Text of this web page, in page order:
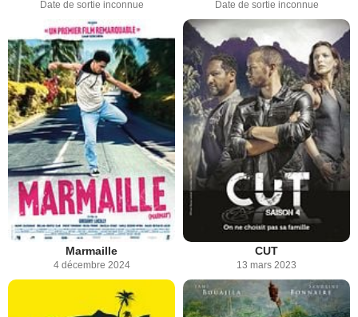
Date de sortie inconnue Date de sortie inconnue
Marmaille
4 décembre 2024
CUT
13 mars 2023